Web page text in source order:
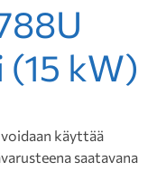
kW)
käyttää
saatavana